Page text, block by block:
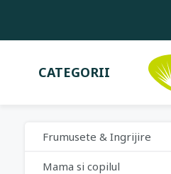
CATEGORII
Frumusete & Ingrijire
Mama si copilul